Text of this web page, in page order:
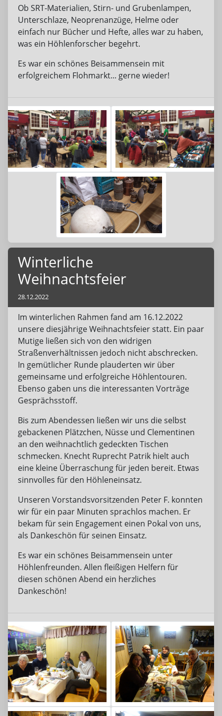
Ob SRT-Materialien, Stirn- und Grubenlampen,
Unterschlaze, Neoprenanzüge, Helme oder
einfach nur Bücher und Hefte, alles war zu haben,
was ein Höhlenforscher begehrt.
Es war ein schönes Beisammensein mit
erfolgreichem Flohmarkt... gerne wieder!
Winterliche
Weihnachtsfeier
28.12.2022
Im winterlichen Rahmen fand am 16.12.2022
unsere diesjährige Weihnachtsfeier statt. Ein paar
Mutige ließen sich von den widrigen
Straßenverhältnissen jedoch nicht abschrecken.
In gemütlicher Runde plauderten wir über
gemeinsame und erfolgreiche Höhlentouren.
Ebenso gaben uns die interessanten Vorträge
Gesprächsstoff.
Bis zum Abendessen ließen wir uns die selbst
gebackenen Plätzchen, Nüsse und Clementinen
an den weihnachtlich gedeckten Tischen
schmecken. Knecht Ruprecht Patrik hielt auch
eine kleine Überraschung für jeden bereit. Etwas
sinnvolles für den Höhleneinsatz.
Unseren Vorstandsvorsitzenden Peter F. konnten
wir für ein paar Minuten sprachlos machen. Er
bekam für sein Engagement einen Pokal von uns,
als Dankeschön für seinen Einsatz.
Es war ein schönes Beisammensein unter
Höhlenfreunden. Allen fleißigen Helfern für
diesen schönen Abend ein herzliches
Dankeschön!